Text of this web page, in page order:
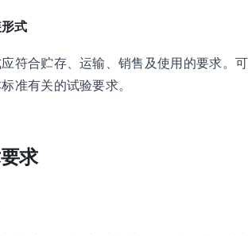
形式
符合贮存、运输、销售及使用的要求。
准有关的试验要求。
求